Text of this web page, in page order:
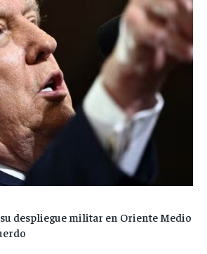
despliegue militar en Oriente Medio